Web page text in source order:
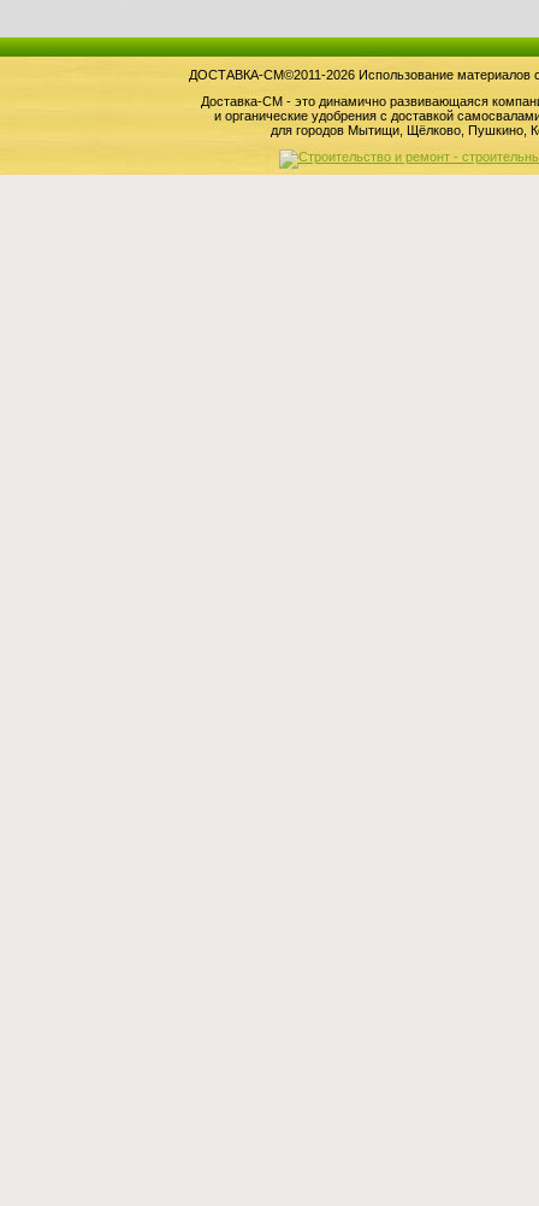
ДОСТАВКА-СМ©2011-2026 Использование материалов
Доставка-СМ - это динамично развивающаяся
и органические удобрения с доставкой
для городов Мытищи, Щёлково, Пушкино,